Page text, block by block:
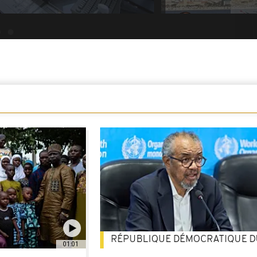
01:01 RÉPUBLIQUE DÉMOCRATIQUE